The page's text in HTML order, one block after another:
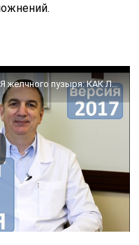
ХОЛЕЦИСТИТ, лечение. ДИСКИНЕЗИЯ желчного пузыря: КАК ЛЕЧИТЬ без лекарств.